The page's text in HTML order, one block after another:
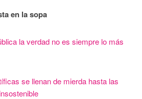
en la sopa
la verdad no es siempre lo más
se llenan de mierda hasta las